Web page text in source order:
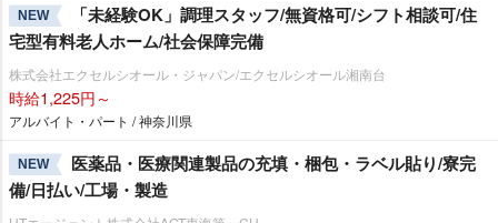
NEW
「未経験OK」調理スタッフ/無資格可/シフト相談可/住
宅型有料老人ホーム/社会保障完備
株式会社エクセルシオール・ジャパン/エクセルシオール湘南台
時給1,225円～
アルバイト・パート / 神奈川県
NEW
医薬品・医療関連製品の充填・梱包・ラベル貼り/寮完
備/日払い/工場・製造